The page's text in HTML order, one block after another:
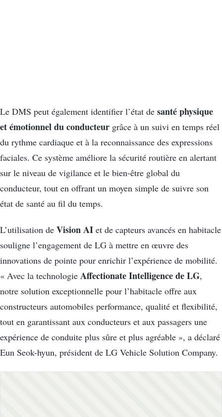
Le DMS peut également identifier l’état de santé physique
et émotionnel du conducteur grâce à un suivi en temps réel
du rythme cardiaque et à la reconnaissance des expressions
faciales. Ce système améliore la sécurité routière en alertant
sur le niveau de vigilance et le bien-être global du
conducteur, tout en offrant un moyen simple de suivre son
état de santé au fil du temps.
L’utilisation de Vision AI et de capteurs avancés en habitacle
souligne l’engagement de LG à mettre en œuvre des
innovations de pointe pour enrichir l’expérience de mobilité.
« Avec la technologie Affectionate Intelligence de LG,
notre solution exceptionnelle pour l’habitacle offre aux
constructeurs automobiles performance, qualité et flexibilité,
tout en garantissant aux conducteurs et aux passagers une
expérience de conduite plus sûre et plus agréable », a déclaré
Eun Seok-hyun, président de LG Vehicle Solution Company.